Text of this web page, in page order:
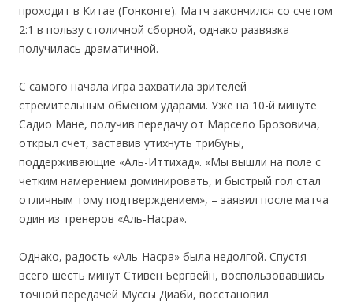
проходит в Китае (Гонконге). Матч закончился со счетом
2:1 в пользу столичной сборной, однако развязка
получилась драматичной.
С самого начала игра захватила зрителей
стремительным обменом ударами. Уже на 10-й минуте
Садио Мане, получив передачу от Марсело Брозовича,
открыл счет, заставив утихнуть трибуны,
поддерживающие «Аль-Иттихад». «Мы вышли на поле с
четким намерением доминировать, и быстрый гол стал
отличным тому подтверждением», – заявил после матча
один из тренеров «Аль-Насра».
Однако, радость «Аль-Насра» была недолгой. Спустя
всего шесть минут Стивен Бергвейн, воспользовавшись
точной передачей Муссы Диаби, восстановил